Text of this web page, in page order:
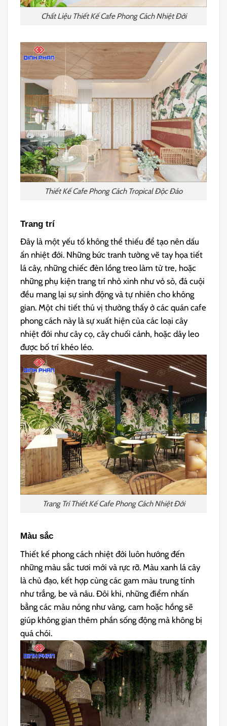
Chất Liệu Thiết Kế Cafe Phong Cách Nhiệt Đới
Thiết Kế Cafe Phong Cách Tropical Độc Đáo
Trang trí
Đây là một yếu tố không thể thiếu để tạo nên dấu
ấn nhiệt đới. Những bức tranh tường vẽ tay họa tiết
lá cây, những chiếc đèn lồng treo làm từ tre, hoặc
những phụ kiện trang trí nhỏ xinh như vỏ sò, đá cuội
đều mang lại sự sinh động và tự nhiên cho không
gian. Một chi tiết thú vị thường thấy ở các quán cafe
phong cách này là sự xuất hiện của các loại cây
nhiệt đới như cây cọ, cây chuối cảnh, hoặc dây leo
được bố trí khéo léo.
Trang Trí Thiết Kế Cafe Phong Cách Nhiệt Đới
Màu sắc
Thiết kế phong cách nhiệt đới luôn hướng đến
những màu sắc tươi mới và rực rỡ. Màu xanh lá cây
là chủ đạo, kết hợp cùng các gam màu trung tính
như trắng, be và nâu. Đôi khi, những điểm nhấn
bằng các màu nóng như vàng, cam hoặc hồng sẽ
giúp không gian thêm phần sống động mà không bị
quá chói.